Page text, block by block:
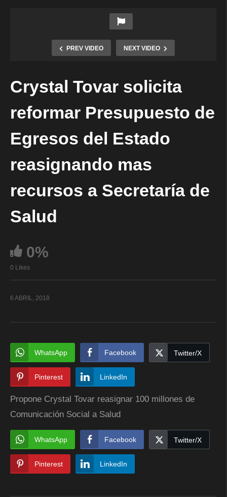
PREV VIDEO NEXT VIDEO
Crystal Tovar solicita
reformar Presupuesto de
Egresos del Estado
reasignando mas
recursos a Secretaría de
Salud
0%
0 Likes
6 ABRIL, 2018
WhatsApp Facebook Twitter/X
Pinterest LinkedIn
Propone Crystal Tovar reasignar 100 millones de
Comunicación Social a Salud
WhatsApp Facebook Twitter/X
Pinterest LinkedIn